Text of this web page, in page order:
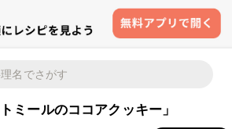
ミールのココアクッキー」